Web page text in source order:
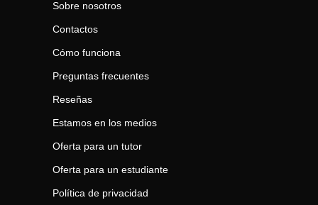
Sobre nosotros
Contactos
Cómo funciona
Preguntas frecuentes
Reseñas
Estamos en los medios
Oferta para un tutor
Oferta para un estudiante
Política de privacidad